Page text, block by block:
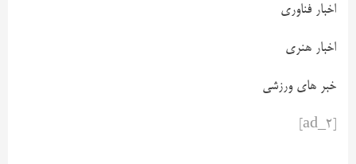
اخبار فناوری
اخبار هنری
خبر های ورزشی